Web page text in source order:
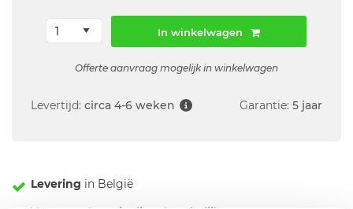
In winkelwagen
Offerte aanvraag mogelijk in winkelwagen
Levertijd: circa 4-6 weken Garantie: 5 jaar
Levering in België